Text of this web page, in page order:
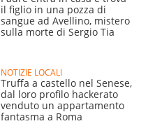
il figlio in una pozza di
sangue ad Avellino, mistero
sulla morte di Sergio Tia
NOTIZIE LOCALI
Truffa a castello nel Senese,
dal loro profilo hackerato
venduto un appartamento
fantasma a Roma